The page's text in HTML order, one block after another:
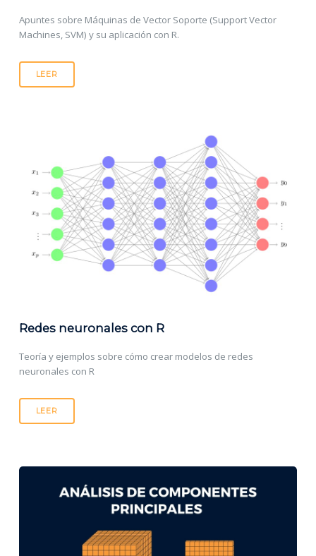
Apuntes sobre Máquinas de Vector Soporte (Support Vector
Machines, SVM) y su aplicación con R.
LEER
Redes neuronales con R
Teoría y ejemplos sobre cómo crear modelos de redes
neuronales con R
LEER